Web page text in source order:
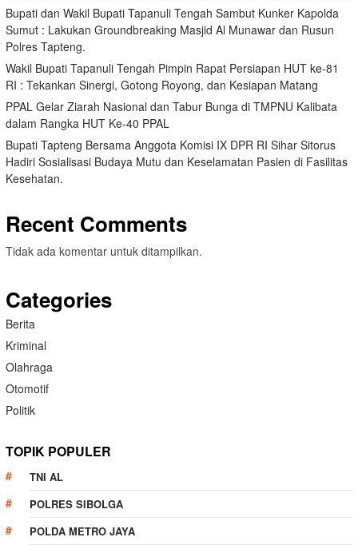
Bupati dan Wakil Bupati Tapanuli Tengah Sambut Kunker Kapolda
Sumut : Lakukan Groundbreaking Masjid Al Munawar dan Rusun
Polres Tapteng.
Wakil Bupati Tapanuli Tengah Pimpin Rapat Persiapan HUT ke-81
RI : Tekankan Sinergi, Gotong Royong, dan Kesiapan Matang
PPAL Gelar Ziarah Nasional dan Tabur Bunga di TMPNU Kalibata
dalam Rangka HUT Ke-40 PPAL
Bupati Tapteng Bersama Anggota Komisi IX DPR RI Sihar Sitorus
Hadiri Sosialisasi Budaya Mutu dan Keselamatan Pasien di Fasilitas
Kesehatan.
Recent Comments
Tidak ada komentar untuk ditampilkan.
Categories
Berita
Kriminal
Olahraga
Otomotif
Politik
TOPIK POPULER
TNI AL
POLRES SIBOLGA
POLDA METRO JAYA